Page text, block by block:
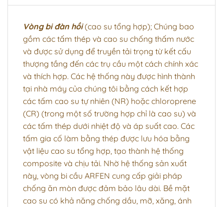
Vòng bi đàn hồi(cao su tổng hợp); Chúng bao
gồm các tấm thép và cao su chống thấm nước
và được sử dụng để truyền tải trọng từ kết cấu
thượng tầng đến các trụ cầu một cách chính xác
và thích hợp. Các hệ thống này được hình thành
tại nhà máy của chúng tôi bằng cách kết hợp
các tấm cao su tự nhiên (NR) hoặc chloroprene
(CR) (trong một số trường hợp chỉ là cao su) và
các tấm thép dưới nhiệt độ và áp suất cao. Các
tấm gia cố làm bằng thép được lưu hóa bằng
vật liệu cao su tổng hợp, tạo thành hệ thống
composite và chịu tải. Nhờ hệ thống sản xuất
này, vòng bi cầu ARFEN cung cấp giải pháp
chống ăn mòn được đảm bảo lâu dài. Bề mặt
cao su có khả năng chống dầu, mỡ, xăng, ánh